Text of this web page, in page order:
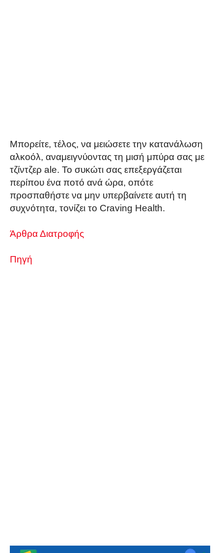
Μπορείτε, τέλος, να μειώσετε την κατανάλωση
αλκοόλ, αναμειγνύοντας τη μισή μπύρα σας με
τζίντζερ ale. Το συκώτι σας επεξεργάζεται
περίπου ένα ποτό ανά ώρα, οπότε
προσπαθήστε να μην υπερβαίνετε αυτή τη
συχνότητα, τονίζει το Craving Health.
Άρθρα Διατροφής
Πηγή